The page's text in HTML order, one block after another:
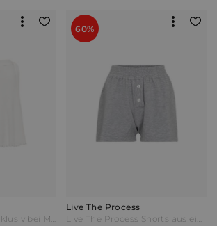
Live The Process Exklusiv bei Mytheresa – Minirock Malia aus Rippstrick Weiß
60%
Live The Process
Live The Process Shorts aus einem Kaschmirgemisch Grau